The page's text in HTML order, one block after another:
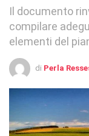
Il documento
compilare
elementi del
di Perla